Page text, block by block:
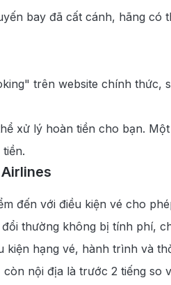
bay đã cất cánh, hãng
trên website chính thức,
xử lý hoàn tiền cho bạn.
đến với điều kiện vé cho
thường không bị tính phí,
kiện hạng vé, hành trình và
nội địa là trước 2 tiếng so